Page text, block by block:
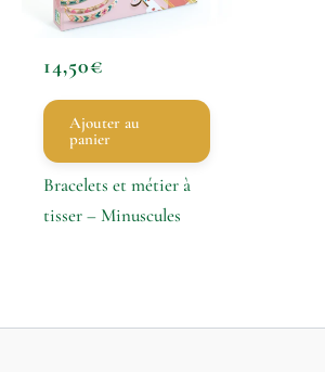
14,50€
Ajouter au
panier
Bracelets et métier à
tisser – Minuscules